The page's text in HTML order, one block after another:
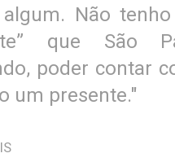
Não
que São
poder contar
um presente."